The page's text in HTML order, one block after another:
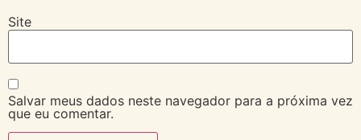
Site
Salvar meus dados neste navegador para a próxima vez
que eu comentar.